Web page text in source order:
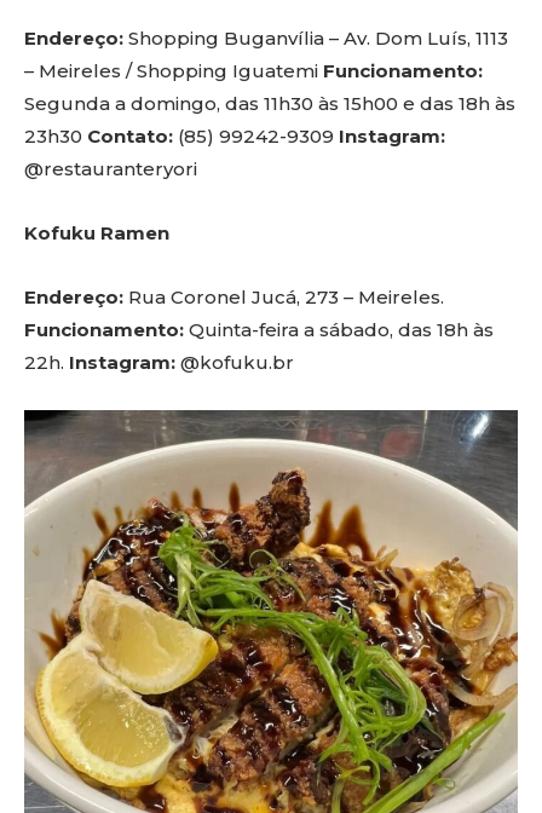
Endereço: Shopping Buganvília – Av. Dom Luís, 1113
– Meireles / Shopping Iguatemi Funcionamento:
Segunda a domingo, das 11h30 às 15h00 e das 18h às
23h30 Contato: (85) 99242-9309 Instagram:
@restauranteryori
Kofuku Ramen
Endereço: Rua Coronel Jucá, 273 – Meireles.
Funcionamento: Quinta-feira a sábado, das 18h às
22h. Instagram: @kofuku.br